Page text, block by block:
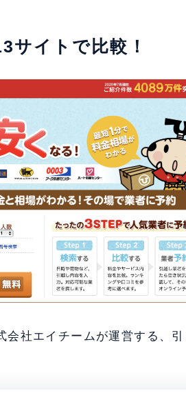
サイトで比較！
会社エイチームが運営する、